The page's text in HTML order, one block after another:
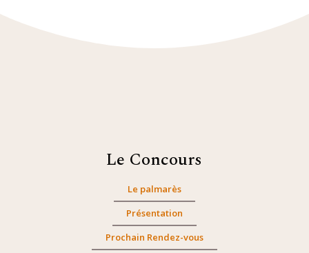
Le Concours
Le palmarès
Présentation
Prochain Rendez-vous